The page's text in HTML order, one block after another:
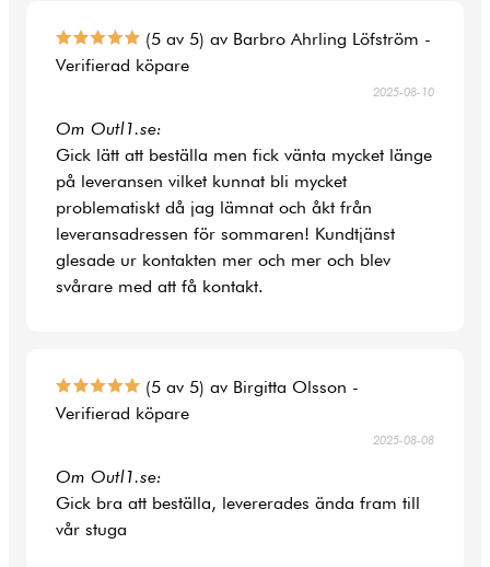
(5 av 5) av Barbro Ahrling Löfström -
Verifierad köpare
2025-08-10
Om Outl1.se:
Gick lätt att beställa men fick vänta mycket länge
på leveransen vilket kunnat bli mycket
problematiskt då jag lämnat och åkt från
leveransadressen för sommaren! Kundtjänst
glesade ur kontakten mer och mer och blev
svårare med att få kontakt.
(5 av 5) av Birgitta Olsson -
Verifierad köpare
2025-08-08
Om Outl1.se:
Gick bra att beställa, levererades ända fram till
vår stuga